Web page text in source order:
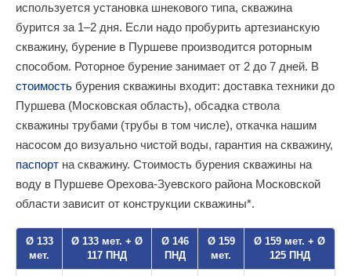
используется установка шнекового типа, скважина
бурится за 1–2 дня. Если надо пробурить артезианскую
скважину, бурение в Пуршеве производится роторным
способом. Роторное бурение занимает от 2 до 7 дней. В
стоимость бурения скважины входит: доставка техники до
Пуршева (Московская область), обсадка ствола
скважины трубами (трубы в том числе), откачка нашим
насосом до визуально чистой воды, гарантия на скважину,
паспорт на скважину. Стоимость бурения скважины на
воду в Пуршеве Орехова-Зуевского района Московской
области зависит от конструкции скважины*.
Ø 133
мет.
Ø 133 мет. + Ø
117 ПНД
Ø 146
ПНД
Ø 159
мет.
Ø 159 мет. + Ø
125 ПНД